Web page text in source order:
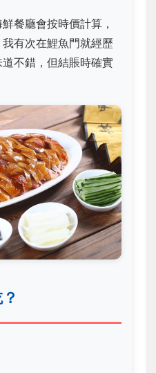
餐廳會按時價計算，
有次在鯉魚門就經歷
不錯，但結賬時確實